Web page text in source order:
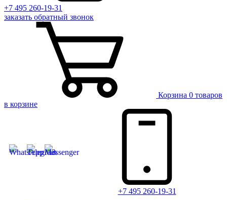
+7 495 260-19-31
заказать обратный звонок
Корзина 0 товаров
в корзине
+7 495 260-19-31